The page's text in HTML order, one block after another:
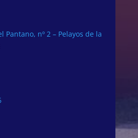
Pantano, nº 2 – Pelayos de la